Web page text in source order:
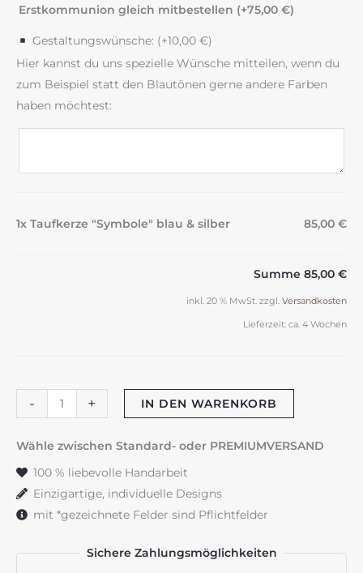
Erstkommunion gleich mitbestellen (+75,00 €)
Gestaltungswünsche: (+10,00 €)
Hier kannst du uns spezielle Wünsche mitteilen, wenn du
zum Beispiel statt den Blautönen gerne andere Farben
haben möchtest:
1x Taufkerze "Symbole" blau & silber 85,00 €
Summe 85,00 €
inkl. 20 % MwSt. zzgl. Versandkosten
Lieferzeit: ca. 4 Wochen
-
Taufkerze
"Symbole"
blau
Menge
+ IN DEN WARENKORB
Wähle zwischen Standard- oder PREMIUMVERSAND
100 % liebevolle Handarbeit
Einzigartige, individuelle Designs
mit *gezeichnete Felder sind Pflichtfelder
Sichere Zahlungsmöglichkeiten